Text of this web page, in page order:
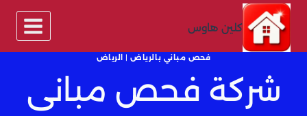
التجاوز
المحتوى
كلين هاوس
فحص مباني بالرياض| الرياض
شركة فحص مبانى